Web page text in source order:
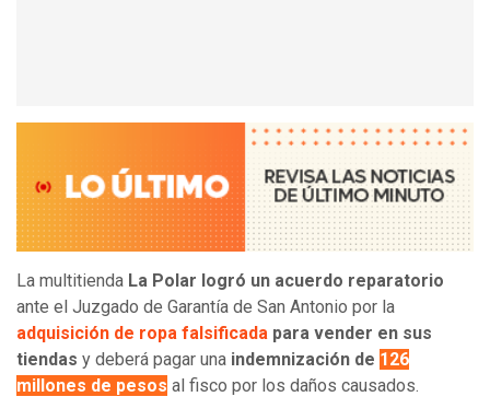
La multitienda La Polar logró un acuerdo reparatorio
ante el Juzgado de Garantía de San Antonio por la
adquisición de ropa falsificada para vender en sus
tiendas y deberá pagar una indemnización de 126
millones de pesos al fisco por los daños causados.